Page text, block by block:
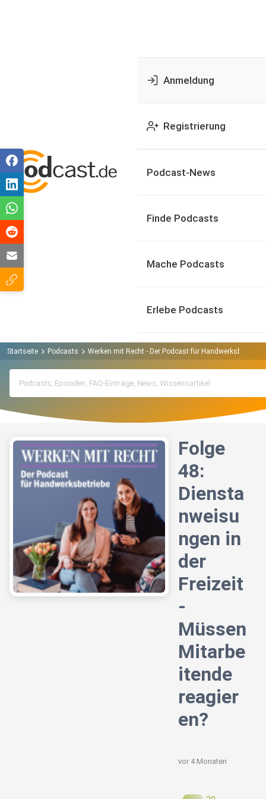
Anmeldung
Registrierung
Podcast-News
Finde Podcasts
Mache Podcasts
Erlebe Podcasts
Startseite Podcasts Werken mit Recht - Der Podcast für Handwerksbetriebe
Folge
48:
Diensta
nweisu
ngen in
der
Freizeit
-
Müssen
Mitarbe
itende
reagier
en?
vor 4 Monaten